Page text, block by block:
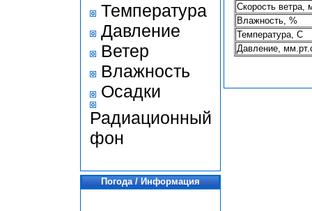
Температура
Давление
Ветер
Влажность
Осадки
Радиационный
фон
Погода / Информация
Скорость ветра,
Влажность, %
Температура, С
Давление,